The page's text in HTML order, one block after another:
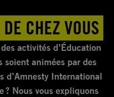
CHEZ VOUS
activités d’Éducation
soient animées par des
d’Amnesty International
? Nous vous expliquons